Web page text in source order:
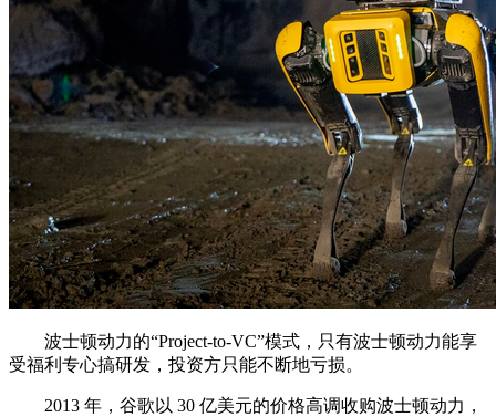
波士顿动力的“Project-to-VC”模式，只有波士顿动力能享
受福利专心搞研发，投资方只能不断地亏损。
2013 年，谷歌以 30 亿美元的价格高调收购波士顿动力，